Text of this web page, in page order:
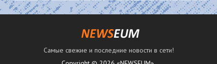
Самые свежие и последние новости в сети!